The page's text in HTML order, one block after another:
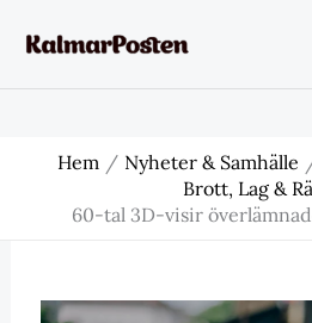
Hem Nyheter & Samhälle
Brott, Lag &
60-tal 3D-visir